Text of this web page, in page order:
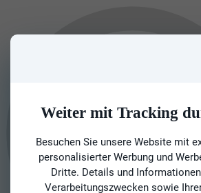
Weiter mit Tracking
Besuchen Sie unsere Website mit
personalisierter Werbung und
Dritte. Details und
Verarbeitungszwecken sowie